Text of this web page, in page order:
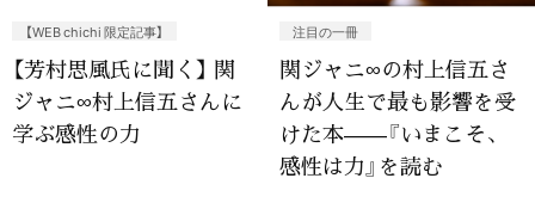
【WEB chichi 限定記事】
【芳村思風氏に聞く】 関
ジャニ∞村上信五さんに
学ぶ感性の力
注目の一冊
関ジャニ∞の村上信五さ
んが人生で最も影響を受
けた本——『いまこそ、
感性は力』を読む